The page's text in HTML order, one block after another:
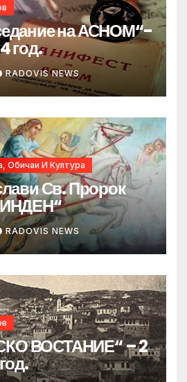
на АСНОМ“-
год.
RADOVIS NEWS
Обичаи И Култура
Св. Пророк
RADOVIS NEWS
ВОСТАНИЕ“ – 2